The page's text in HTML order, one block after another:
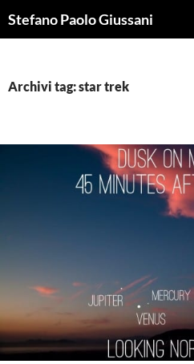
alStefano Paolo Giussani
Archivi tag: star trek